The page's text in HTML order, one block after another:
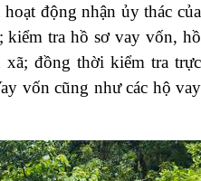
động nhận ủy thác của
kiểm tra hồ sơ vay vốn, hồ
đồng thời kiểm tra trực
vốn cũng như các hộ vay